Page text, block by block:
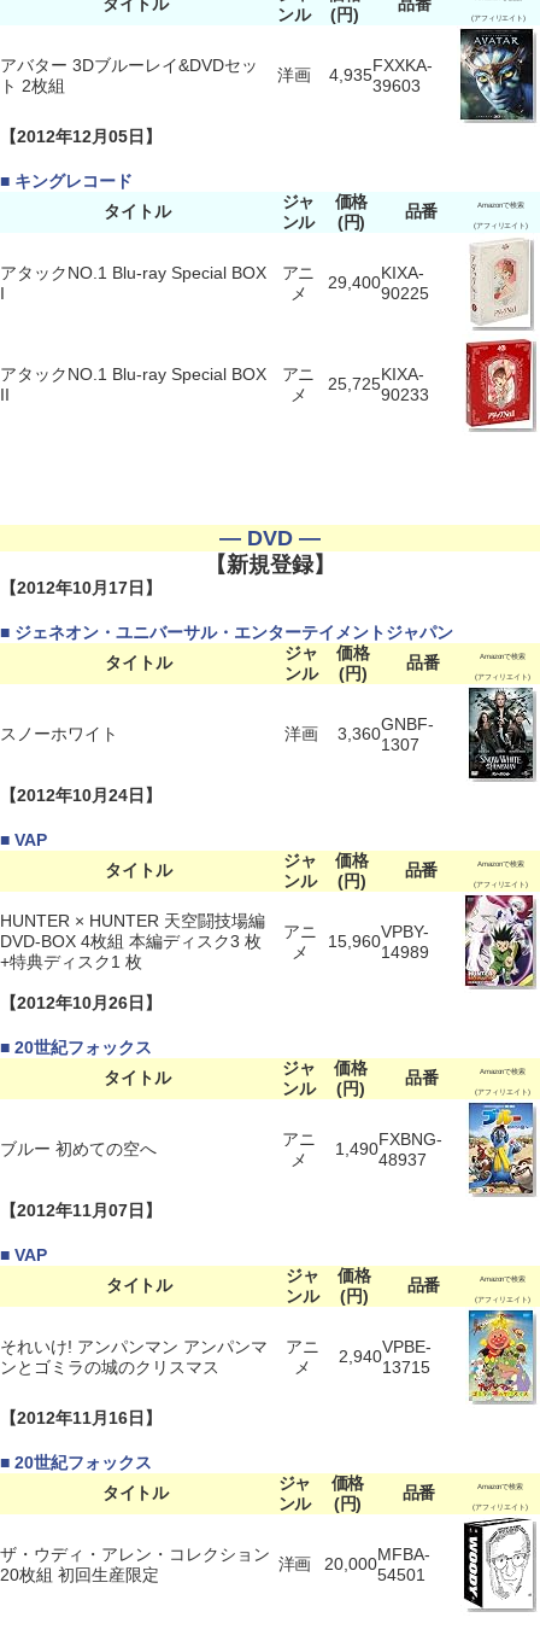
ンル
(円)
(アフィリエイト)
アバター 3Dブルーレイ&DVDセッ
ト 2枚組
洋画 4,935FXXKA-
39603
【2012年12月05日】
■ キングレコード
タイトル
ジャ
ンル
価格
(円)
品番 Amazonで検索
(アフィリエイト)
アタックNO.1 Blu-ray Special BOX
I
アニ
メ
29,400KIXA-
90225
アタックNO.1 Blu-ray Special BOX
II
アニ
メ
25,725KIXA-
90233
― DVD ―
【新規登録】
【2012年10月17日】
■ ジェネオン・ユニバーサル・エンターテイメントジャパン
タイトル
ジャ
ンル
価格
(円)
品番 Amazonで検索
(アフィリエイト)
スノーホワイト 洋画 3,360GNBF-
1307
【2012年10月24日】
■ VAP
タイトル
ジャ
ンル
価格
(円)
品番 Amazonで検索
(アフィリエイト)
HUNTER × HUNTER 天空闘技場編
DVD-BOX 4枚組 本編ディスク3 枚
+特典ディスク1 枚
アニ
メ
15,960VPBY-
14989
【2012年10月26日】
■ 20世紀フォックス
タイトル
ジャ
ンル
価格
(円)
品番 Amazonで検索
(アフィリエイト)
ブルー 初めての空へ
アニ
メ
1,490FXBNG-
48937
【2012年11月07日】
■ VAP
タイトル
ジャ
ンル
価格
(円)
品番 Amazonで検索
(アフィリエイト)
それいけ! アンパンマン アンパンマ
ンとゴミラの城のクリスマス
アニ
メ
2,940VPBE-
13715
【2012年11月16日】
■ 20世紀フォックス
タイトル
ジャ
ンル
価格
(円)
品番 Amazonで検索
(アフィリエイト)
ザ・ウディ・アレン・コレクション
20枚組 初回生産限定
洋画 20,000MFBA-
54501